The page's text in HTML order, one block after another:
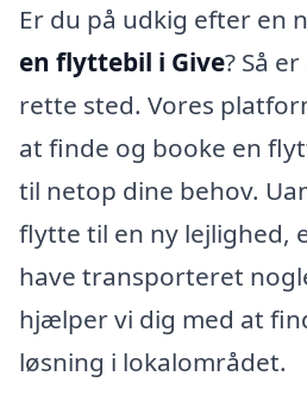
Er du på udkig efter en
en flyttebil i Give? Så
rette sted. Vores
at finde og booke en
til netop dine behov.
flytte til en ny lejlighed,
have transporteret
hjælper vi dig med at
løsning i lokalområdet.